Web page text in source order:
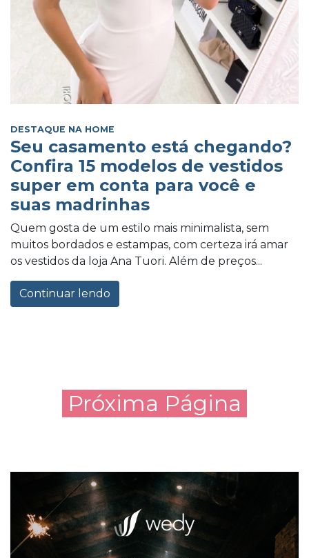
DESTAQUE NA HOME
Seu casamento está chegando?
Confira 15 modelos de vestidos
super em conta para você e
suas madrinhas
Quem gosta de um estilo mais minimalista, sem
muitos bordados e estampas, com certeza irá amar
os vestidos da loja Ana Tuori. Além de preços...
Continuar lendo
Próxima Página